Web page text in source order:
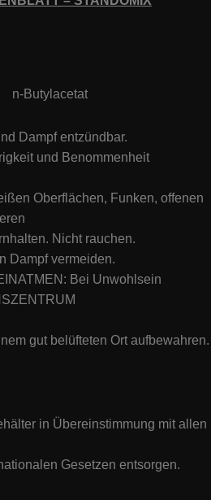
n-Butylacetat
Dampf entzündbar.
und Benommenheit
Oberflächen, Funken, offenen
Nicht rauchen.
Dampf vermeiden.
Bei Unwohlsein
gut belüfteten Ort aufbewahren.
in Übereinstimmung mit allen
Gesetzen entsorgen.